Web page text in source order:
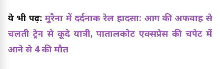
ये भी पढ़ें:मुरैना में दर्दनाक रेल हादसा: आग की अफवाह से
चलती ट्रेन से कूदे यात्री, पातालकोट एक्सप्रेस की चपेट में
आने से 4 की मौत